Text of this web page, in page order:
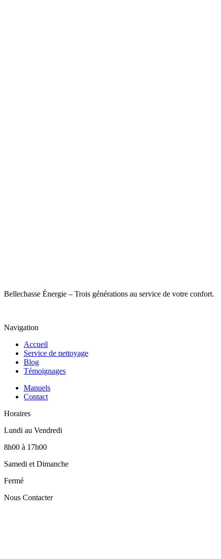
Bellechasse Énergie – Trois générations au service de votre confort.
Navigation
Accueil
Service de nettoyage
Blog
Témoignages
Manuels
Contact
Horaires
Lundi au Vendredi
8h00 à 17h00
Samedi et Dimanche
Fermé
Nous Contacter